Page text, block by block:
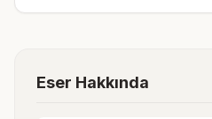
Eser Hakkında